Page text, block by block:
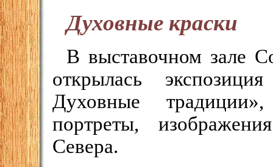
Духовные краски
В выставочном зале
открылась
Духовные
портреты,
Севера.